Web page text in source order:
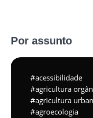
Por assunto
acessibilidade
agricultura
agricultura
agroecologia